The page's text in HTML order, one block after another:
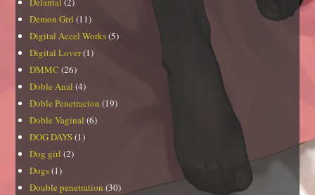
Demon Girl (11)
Digital Accel Works(5)
Digital Lover(1)
DMMC (26)
Doble Anal (4)
Doble Penetracion (19)
Doble Vaginal (6)
DOG DAYS(1)
Dog girl (2)
Dogs(1)
Double penetration (30)